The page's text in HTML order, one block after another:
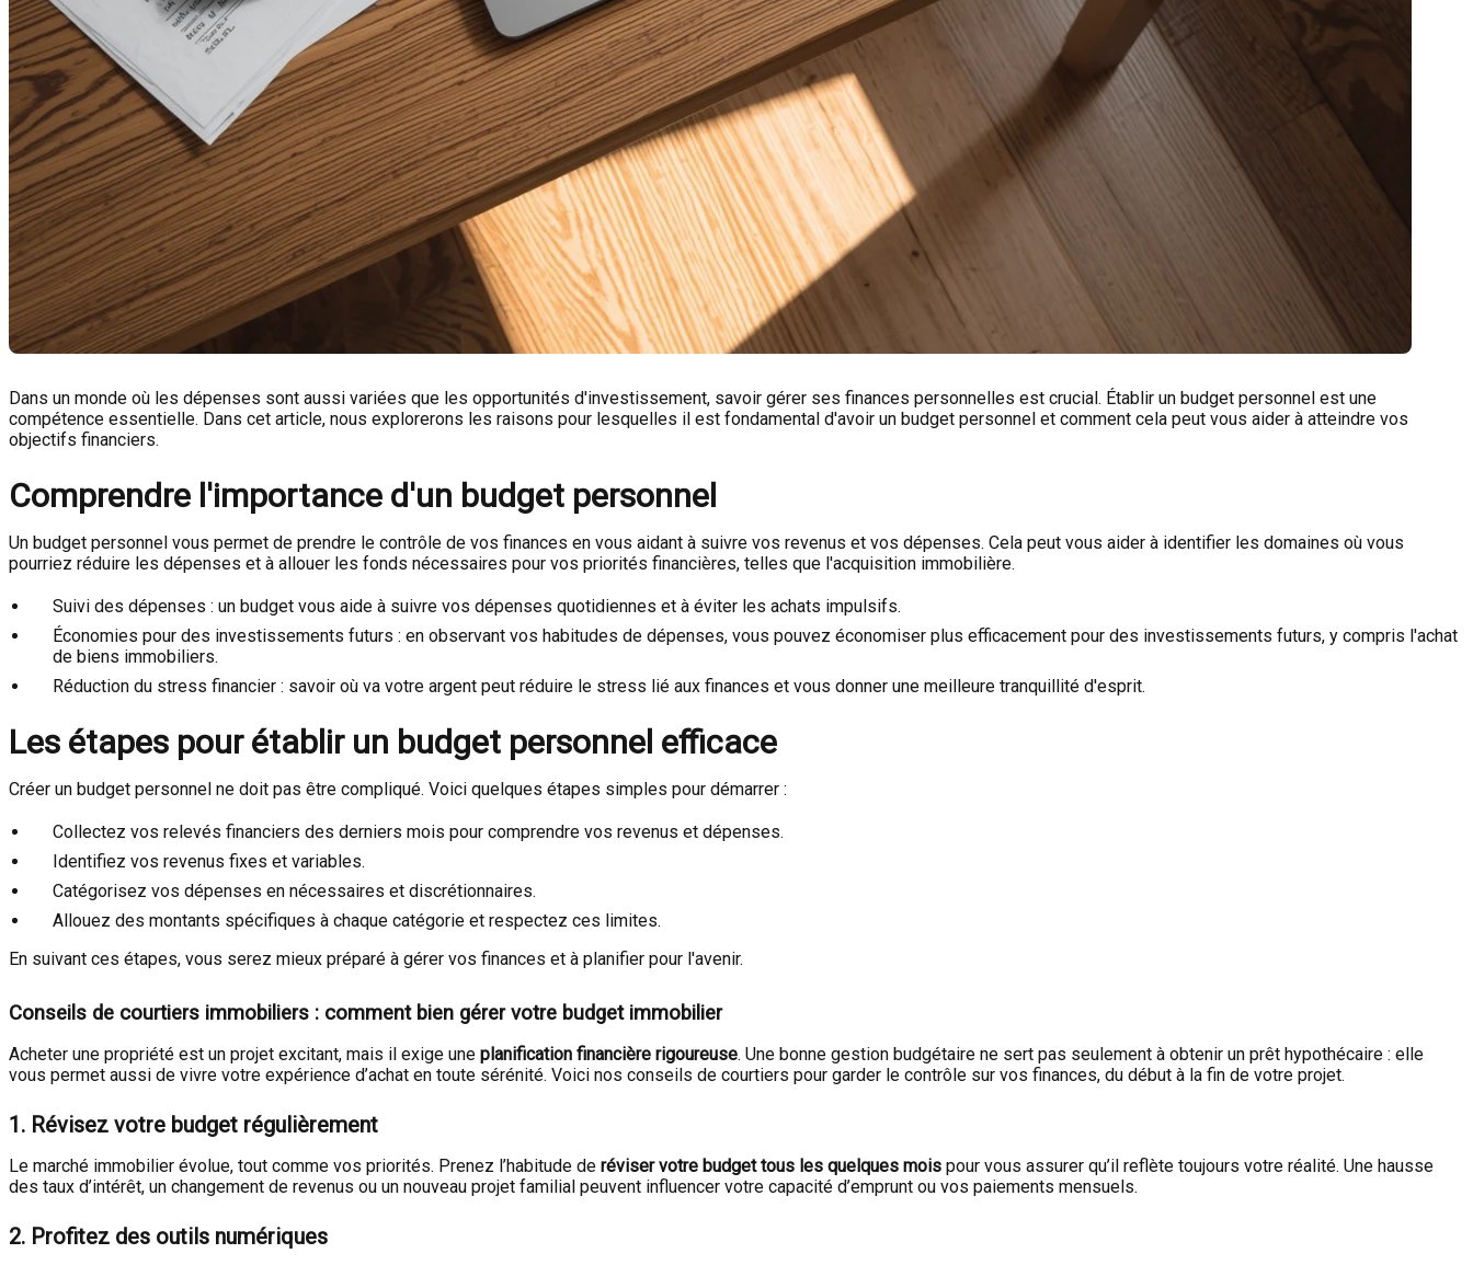
Dans un monde où les dépenses sont aussi variées que les opportunités d'investissement, savoir gérer ses finances personnelles est crucial. Établir un budget personnel est une
compétence essentielle. Dans cet article, nous explorerons les raisons pour lesquelles il est fondamental d'avoir un budget personnel et comment cela peut vous aider à atteindre vos
objectifs financiers.
Comprendre l'importance d'un budget personnel
Un budget personnel vous permet de prendre le contrôle de vos finances en vous aidant à suivre vos revenus et vos dépenses. Cela peut vous aider à identifier les domaines où vous
pourriez réduire les dépenses et à allouer les fonds nécessaires pour vos priorités financières, telles que l'acquisition immobilière.
Suivi des dépenses : un budget vous aide à suivre vos dépenses quotidiennes et à éviter les achats impulsifs.
Économies pour des investissements futurs : en observant vos habitudes de dépenses, vous pouvez économiser plus efficacement pour des investissements futurs, y compris l'achat
de biens immobiliers.
Réduction du stress financier : savoir où va votre argent peut réduire le stress lié aux finances et vous donner une meilleure tranquillité d'esprit.
Les étapes pour établir un budget personnel efficace
Créer un budget personnel ne doit pas être compliqué. Voici quelques étapes simples pour démarrer :
Collectez vos relevés financiers des derniers mois pour comprendre vos revenus et dépenses.
Identifiez vos revenus fixes et variables.
Catégorisez vos dépenses en nécessaires et discrétionnaires.
Allouez des montants spécifiques à chaque catégorie et respectez ces limites.
En suivant ces étapes, vous serez mieux préparé à gérer vos finances et à planifier pour l'avenir.
Conseils de courtiers immobiliers : comment bien gérer votre budget immobilier
Acheter une propriété est un projet excitant, mais il exige une planification financière rigoureuse. Une bonne gestion budgétaire ne sert pas seulement à obtenir un prêt hypothécaire : elle
vous permet aussi de vivre votre expérience d’achat en toute sérénité. Voici nos conseils de courtiers pour garder le contrôle sur vos finances, du début à la fin de votre projet.
1. Révisez votre budget régulièrement
Le marché immobilier évolue, tout comme vos priorités. Prenez l’habitude de réviser votre budget tous les quelques mois pour vous assurer qu’il reflète toujours votre réalité. Une hausse
des taux d’intérêt, un changement de revenus ou un nouveau projet familial peuvent influencer votre capacité d’emprunt ou vos paiements mensuels.
2. Profitez des outils numériques